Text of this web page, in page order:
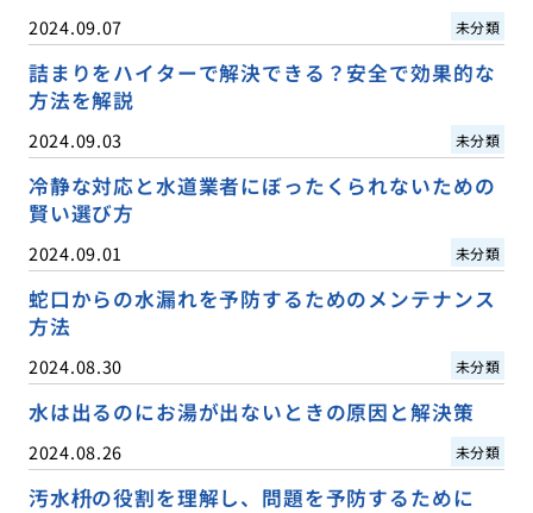
2024.09.07 未分類
詰まりをハイターで解決できる？安全で効果的な
方法を解説
2024.09.03 未分類
冷静な対応と水道業者にぼったくられないための
賢い選び方
2024.09.01 未分類
蛇口からの水漏れを予防するためのメンテナンス
方法
2024.08.30 未分類
水は出るのにお湯が出ないときの原因と解決策
2024.08.26 未分類
汚水枡の役割を理解し、問題を予防するために